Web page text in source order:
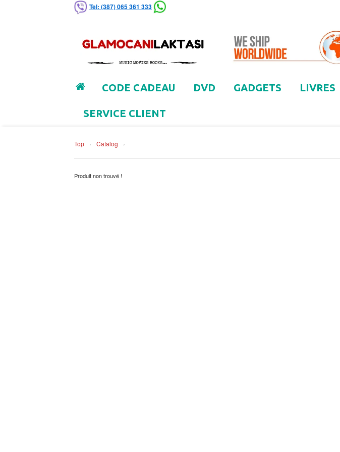
Tel: (387) 065 361 333
CODE CADEAU DVD GADGETS LIVRES
SERVICE CLIENT
Top › Catalog ›
Produit non trouvé !